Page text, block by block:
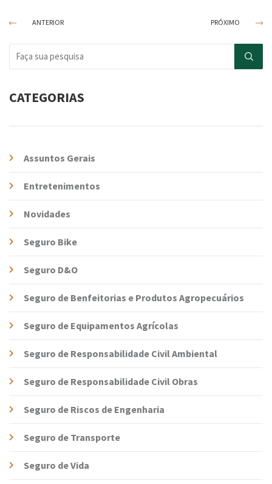
ANTERIOR PRÓXIMO
CATEGORIAS
Assuntos Gerais
Entretenimentos
Novidades
Seguro Bike
Seguro D&O
Seguro de Benfeitorias e Produtos Agropecuários
Seguro de Equipamentos Agrícolas
Seguro de Responsabilidade Civil Ambiental
Seguro de Responsabilidade Civil Obras
Seguro de Riscos de Engenharia
Seguro de Transporte
Seguro de Vida